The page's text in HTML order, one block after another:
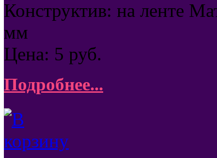
Конструктив: на ленте
мм
Цена: 5 руб.
Подробнее...